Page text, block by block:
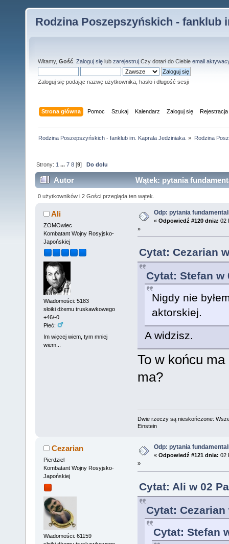
Rodzina Poszepszyńskich - fanklub
Witamy, Gość Zaloguj się lub zarejestruj .Czy dotarł do Ciebie email
Zaloguj się podając nazwę użytkownika, hasło i długość sesji
Strona główna Pomoc Szukaj Kalendarz Zaloguj się Rejestracja
Rodzina Poszepszyńskich - fanklub im. Kaprala Jedziniaka. » Rodzina
Strony: 1 ...7 8 [9]Do dołu
Autor Wątek: pytania
0 użytkowników i 2 Gości przegląda ten wątek.
Ali
ZOMOwiec
Kombatant Wojny Rosyjsko-
Japońskiej
Wiadomości: 5183
słoiki dżemu truskawkowego
+46/-0
Płeć:
Im więcej wiem, tym mniej
wiem...
Odp: pytania
« Odpowiedź #120 dnia: 02
»
Cytat: Cezarian
Cytat: Stefan w
Nigdy nie
aktorskiej.
A widzisz.
To w końcu
ma?
Dwie rzeczy są nieskończone:
Einstein
Cezarian
Pierdziel
Kombatant Wojny Rosyjsko-
Japońskiej
Wiadomości: 61159
Odp: pytania
« Odpowiedź #121 dnia: 02
»
Cytat: Ali w 02
Cytat: Cezarian
Cytat: Stefan